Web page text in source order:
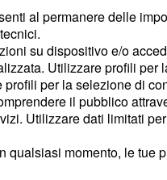
al permanere delle
su dispositivo e/o
Utilizzare profili per
per la selezione di
il pubblico
Utilizzare dati limitati
momento, le tue